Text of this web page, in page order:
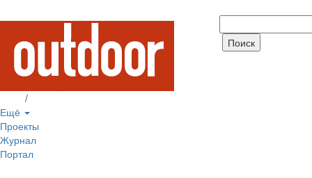
/
Ещё
Проекты
Журнал
Портал